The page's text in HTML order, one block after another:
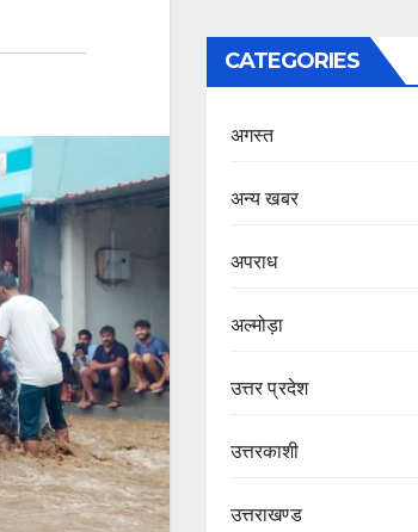
CATEGORIES
अगस्त
अन्य खबर
अपराध
अल्मोड़ा
उत्तर प्रदेश
उत्तरकाशी
उत्तराखण्ड